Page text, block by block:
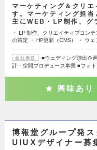
マーケティング＆クリエ
す。マーケティング担当
主にWEB・LP制作、グ
・ LP 制作、クリエイティブコン
の策定 ・ HP更新（CMS） ・ ウェ
会社概要
■ウェディング演出企
計・空間プロデュース事業 ■フォ
興味あり
博報堂グループ発ス
UIUXデザイナー募